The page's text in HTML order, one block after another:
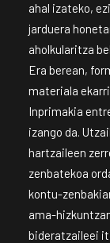
ahal izateko,
jarduera
aholkularitza
Era berean,
materiala
Inprimakia
izango da.
hartzaileen
zenbatekoa
kontu-
ama-
bideratzaileei